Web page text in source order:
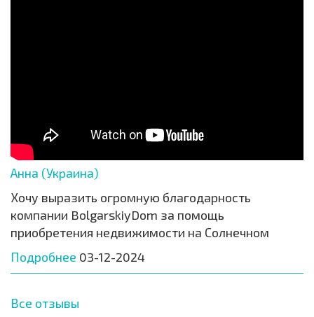
Анна (Украина)
Хочу выразить огромную благодарность
компании BolgarskiyDom за помощь
приобретения недвижимости на Солнечном
Подробнее 03-12-2024
Все отзывы